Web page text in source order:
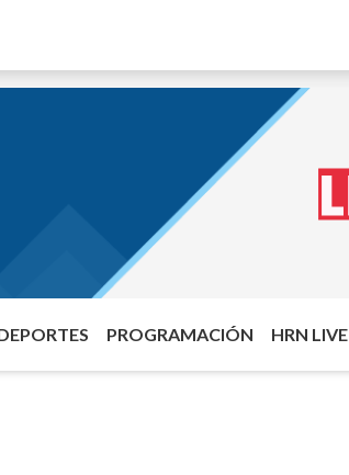
PROGRAMACIÓN HRN LIVE